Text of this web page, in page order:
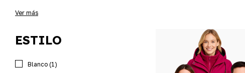
Ver más
ESTILO
Blanco (1)